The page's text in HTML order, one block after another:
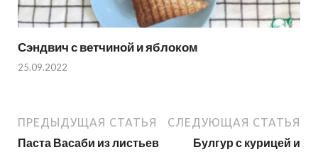
Сэндвич с ветчиной и яблоком
25.09.2022
ПРЕДЫДУЩАЯ СТАТЬЯ
Паста Васаби из листьев
СЛЕДУЮЩАЯ СТАТЬЯ
Булгур с курицей и